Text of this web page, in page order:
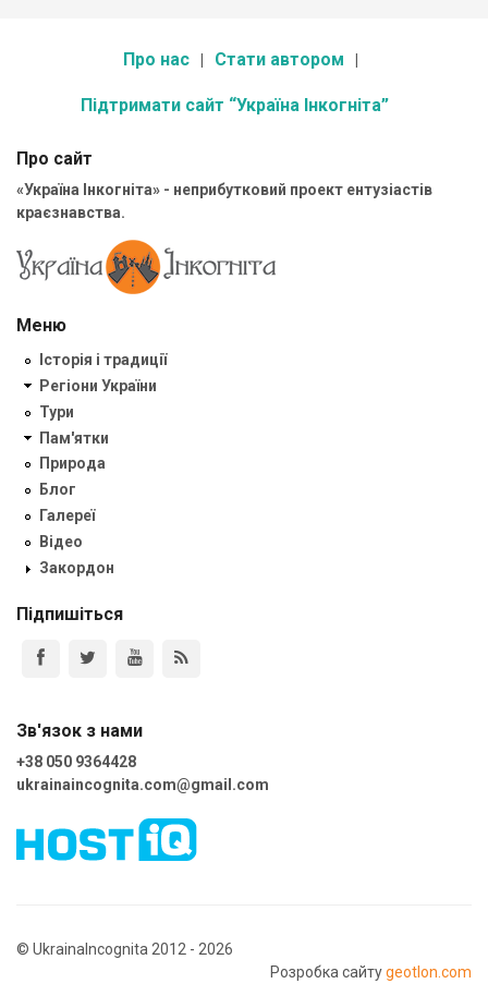
Про нас Стати автором
Підтримати сайт “Україна Інкогніта”
Про сайт
«Україна Інкогніта» - неприбутковий проект ентузіастів
краєзнавства.
Меню
Історія і традиції
Регіони України
Тури
Пам'ятки
Природа
Блог
Галереї
Відео
Закордон
Підпишіться
Зв'язок з нами
+38 050 9364428
ukrainaincognita.com@gmail.com
© UkrainaIncognita 2012 - 2026
Розробка сайтуgeotlon.com